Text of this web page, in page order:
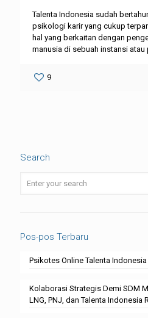
Talenta Indonesia sudah
psikologi karir yang cukup
hal yang berkaitan dengan
manusia di sebuah instansi atau
9
Search
Pos-pos Terbaru
Psikotes Online Talenta Indonesia
Kolaborasi Strategis Demi SDM
LNG, PNJ, dan Talenta Indonesia